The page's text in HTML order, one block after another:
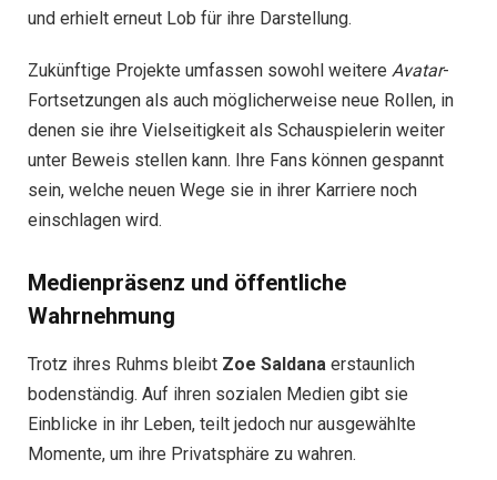
und erhielt erneut Lob für ihre Darstellung.
Zukünftige Projekte umfassen sowohl weitere Avatar-
Fortsetzungen als auch möglicherweise neue Rollen, in
denen sie ihre Vielseitigkeit als Schauspielerin weiter
unter Beweis stellen kann. Ihre Fans können gespannt
sein, welche neuen Wege sie in ihrer Karriere noch
einschlagen wird.
Medienpräsenz und öffentliche
Wahrnehmung
Trotz ihres Ruhms bleibt Zoe Saldana erstaunlich
bodenständig. Auf ihren sozialen Medien gibt sie
Einblicke in ihr Leben, teilt jedoch nur ausgewählte
Momente, um ihre Privatsphäre zu wahren.